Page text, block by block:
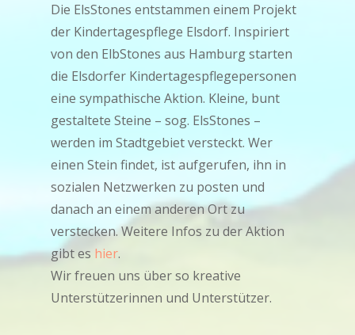
Die ElsStones entstammen einem Projekt
der Kindertagespflege Elsdorf. Inspiriert
von den ElbStones aus Hamburg starten
die Elsdorfer Kindertagespflegepersonen
eine sympathische Aktion. Kleine, bunt
gestaltete Steine – sog. ElsStones –
werden im Stadtgebiet versteckt. Wer
einen Stein findet, ist aufgerufen, ihn in
sozialen Netzwerken zu posten und
danach an einem anderen Ort zu
verstecken. Weitere Infos zu der Aktion
gibt es hier.
Wir freuen uns über so kreative
Unterstützerinnen und Unterstützer.